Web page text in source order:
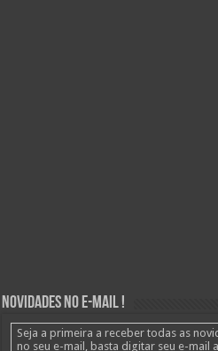
Novidades no E-mail !
Seja a primeira a receber todas as
no seu e-mail, basta digitar seu e-mail